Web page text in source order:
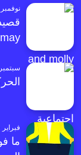
نوفمبر ١٠, ٢٠٢١
may
سبتمبر ٠٧, ٢٠٢١
فبراير ٢٠, ٢٠٢٤
ما